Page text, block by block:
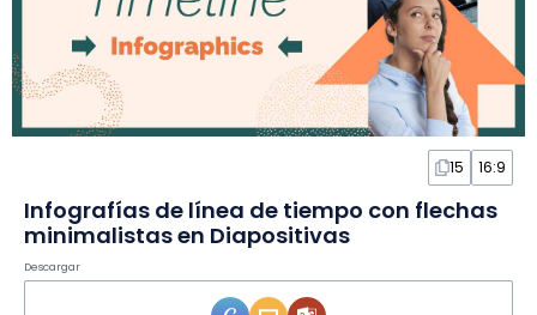
15 16:9
Infografías de línea de tiempo con flechas
minimalistas en Diapositivas
Descargar